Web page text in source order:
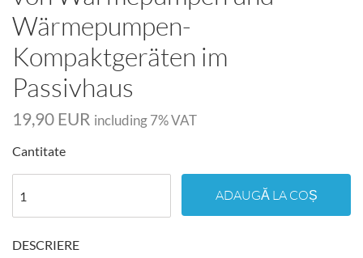
Wärmepumpen-
Kompaktgeräten im
Passivhaus
19,90 EUR including 7% VAT
Cantitate
ADAUGĂ LA COȘ
DESCRIERE